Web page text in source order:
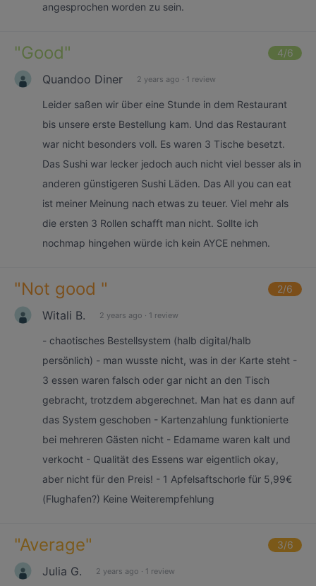
angesprochen worden zu sein.
"Good" 4/6
Quandoo Diner 2 years ago · 1 review
Leider saßen wir über eine Stunde in dem Restaurant
bis unsere erste Bestellung kam. Und das Restaurant
war nicht besonders voll. Es waren 3 Tische besetzt.
Das Sushi war lecker jedoch auch nicht viel besser als in
anderen günstigeren Sushi Läden. Das All you can eat
ist meiner Meinung nach etwas zu teuer. Viel mehr als
die ersten 3 Rollen schafft man nicht. Sollte ich
nochmap hingehen würde ich kein AYCE nehmen.
"Not good " 2/6
Witali B. 2 years ago · 1 review
- chaotisches Bestellsystem (halb digital/halb
persönlich) - man wusste nicht, was in der Karte steht -
3 essen waren falsch oder gar nicht an den Tisch
gebracht, trotzdem abgerechnet. Man hat es dann auf
das System geschoben - Kartenzahlung funktionierte
bei mehreren Gästen nicht - Edamame waren kalt und
verkocht - Qualität des Essens war eigentlich okay,
aber nicht für den Preis! - 1 Apfelsaftschorle für 5,99€
(Flughafen?) Keine Weiterempfehlung
"Average" 3/6
Julia G. 2 years ago · 1 review